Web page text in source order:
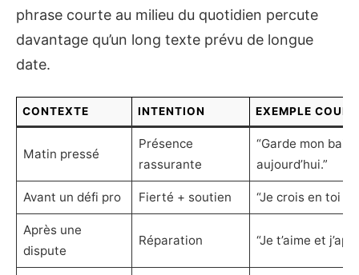
phrase courte au milieu du quotidien percute
davantage qu’un long texte prévu de longue
date.
CONTEXTE INTENTION EXEMPLE COURT
Matin pressé
Présence
rassurante
“Garde mon
aujourd’hui.”
Avant un défi pro Fierté + soutien “Je crois en toi
Après une
dispute
Réparation “Je t’aime et